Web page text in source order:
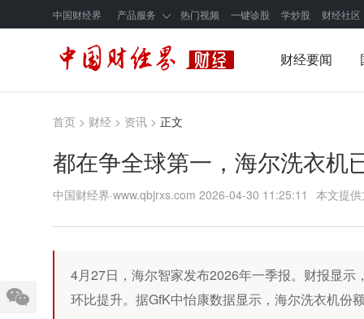
中国财经界 产品服务 热门视频 一键诊股 学炒股 财经社区
财经要闻
首页 > 财经 > 资讯 > 正文
都在争全球第一，海尔洗衣机
中国财经界·www.qbjrxs.com 2026-04-30 11:25:11 本文提
4月27日，海尔智家发布2026年一季报。财报显
环比提升。据GfK中怡康数据显示，海尔洗衣机份